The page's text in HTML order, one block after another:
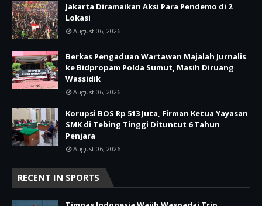
Jakarta Diramaikan Aksi Para Pendemo di 2
Lokasi
August 06, 2026
Berkas Pengaduan Wartawan Majalah Jurnalis
ke Bidpropam Polda Sumut, Masih Diruang
Wassidik
August 06, 2026
Korupsi BOS Rp 513 Juta, Firman Ketua Yayasan
SMK di Tebing Tinggi Dituntut 6 Tahun
Penjara
August 06, 2026
RECENT IN SPORTS